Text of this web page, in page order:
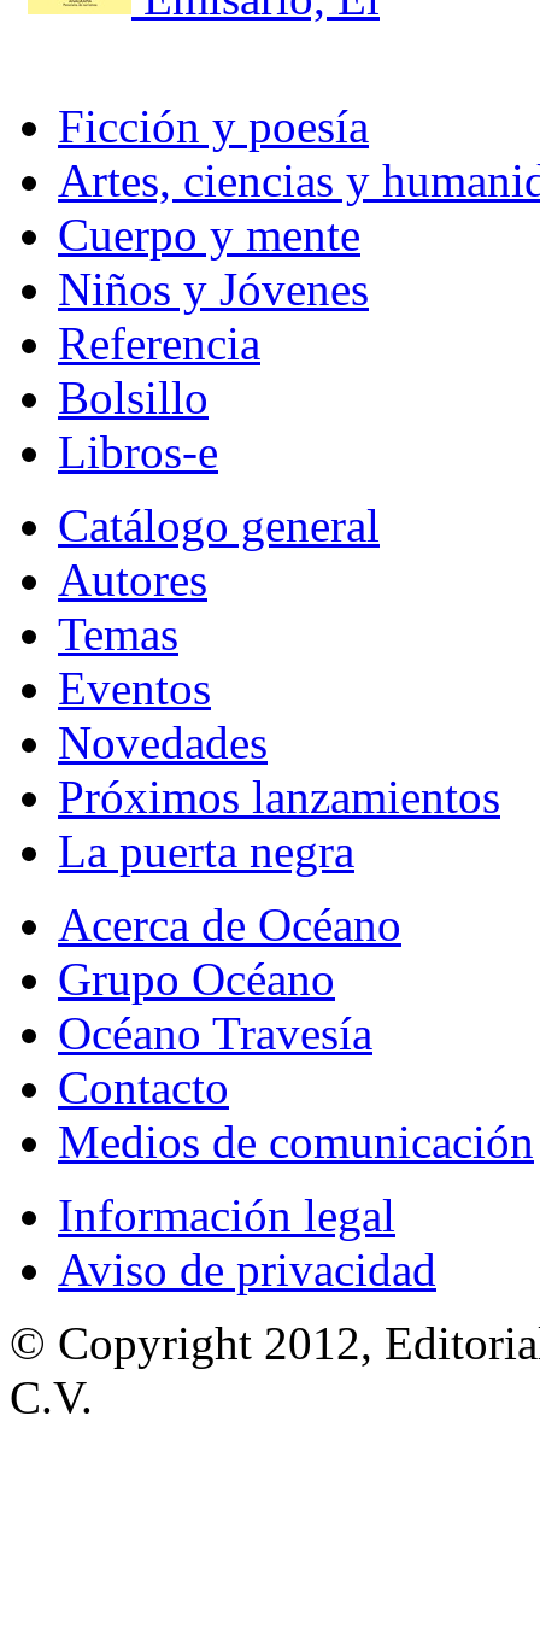
Ficción y poesía
Artes, ciencias y
Cuerpo y mente
Niños y Jóvenes
Referencia
Bolsillo
Libros-e
Catálogo general
Autores
Temas
Eventos
Novedades
Próximos lanzamientos
La puerta negra
Acerca de Océano
Grupo Océano
Océano Travesía
Contacto
Medios de comunicación
Información legal
Aviso de privacidad
© Copyright 2012,
C.V.